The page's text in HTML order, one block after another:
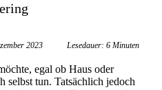
2023 Lesedauer: 6 Minuten
egal ob Haus oder
selbst tun. Tatsächlich jedoch